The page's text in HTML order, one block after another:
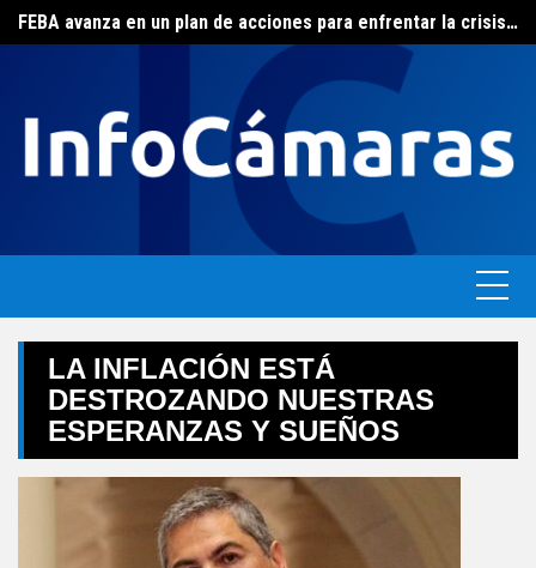
Skip
toEl ERAS continúa con el beneficio de la tarifa social del agua
LA INFLACIÓN ESTÁ
DESTROZANDO NUESTRAS
ESPERANZAS Y SUEÑOS